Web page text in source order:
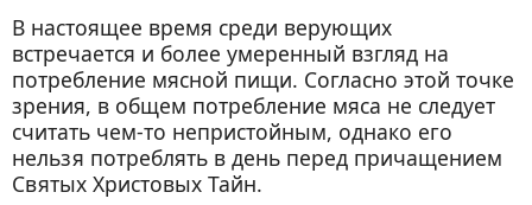
В настоящее время среди верующих
встречается и более умеренный взгляд на
потребление мясной пищи. Согласно этой точке
зрения, в общем потребление мяса не следует
считать чем-то непристойным, однако его
нельзя потреблять в день перед причащением
Святых Христовых Тайн.